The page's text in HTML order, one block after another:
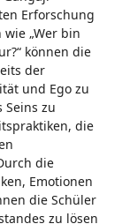
Erforschung
„Wer bin
können die
der
und Ego zu
Seins zu
die
die
Emotionen
die Schüler
zu lösen